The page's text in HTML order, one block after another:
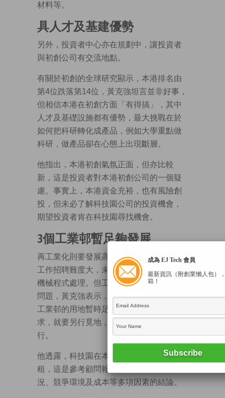
材料等。
具人才及基建優勢
另外，投資者中心亦在規劃中，讓投資者
與初創公司有交流地點。
有關於初創的全球研究顯示，本港排名由
第4位跌落第14位，黃克強坦言並非好事，
但相信本港在初創方面「有得搞」，其中
人才及基礎設施都有優勢，最大挑戰在於
如何把科研轉化成產品，例如大學重點做
科研，做產品卻在心態上出現斷層。
他指出，本港初創氣氛正面，但亦比較
新，這是投資者對本港初創公司的一個疑
慮。事實上，本港資金充裕，也有風險創
投，但未必了解科技園公司的投資機會，
期望投資者肯在科技園尋找機會。
3個工業邨暫足夠發展
再工業化則要發展高增值工種，例如燒焊
工作招聘難度大，未來將步向自動化，由
機械程式處理。但工業發展始終面對土地
問題，黃克強表示，大埔、元朗及將軍澳
工業邨的用地暫時足夠，如有再大用地需
求，就要另行覓地，這需要很長時間進
行。
他透露，科技園在本財政年度內不會加
租，這是參考顧問報告對出租率、經濟情
況、競爭環境及成本等多項因素的結論。
成為 EJ Tech 會員
最新資訊（附創業懶人包）
箱！